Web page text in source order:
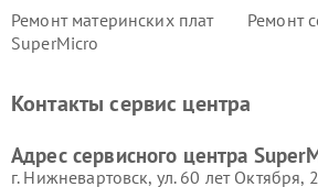
Ремонт материнских плат
SuperMicro
Ремонт
Контакты сервис центра
Адрес сервисного центра
г. Нижневартовск, ул. 60 лет Октября,